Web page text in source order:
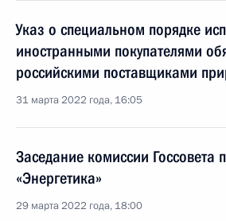
Указ о специальном порядке
иностранными покупателями
российскими поставщиками
31 марта 2022 года, 16:05
Заседание комиссии Госсовета
«Энергетика»
29 марта 2022 года, 18:00